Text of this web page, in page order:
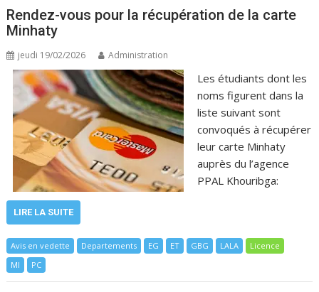
Rendez-vous pour la récupération de la carte
Minhaty
jeudi 19/02/2026 Administration
Les étudiants dont les
noms figurent dans la
liste suivant sont
convoqués à récupérer
leur carte Minhaty
auprès du l’agence
PPAL Khouribga:
LIRE LA SUITE
Avis en vedette Departements EG ET GBG LALA
Licence
MI
PC